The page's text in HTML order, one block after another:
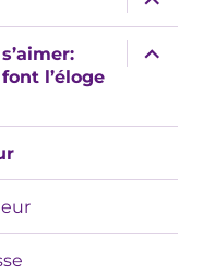
el
menú
inferior
l’éloge
expande
el